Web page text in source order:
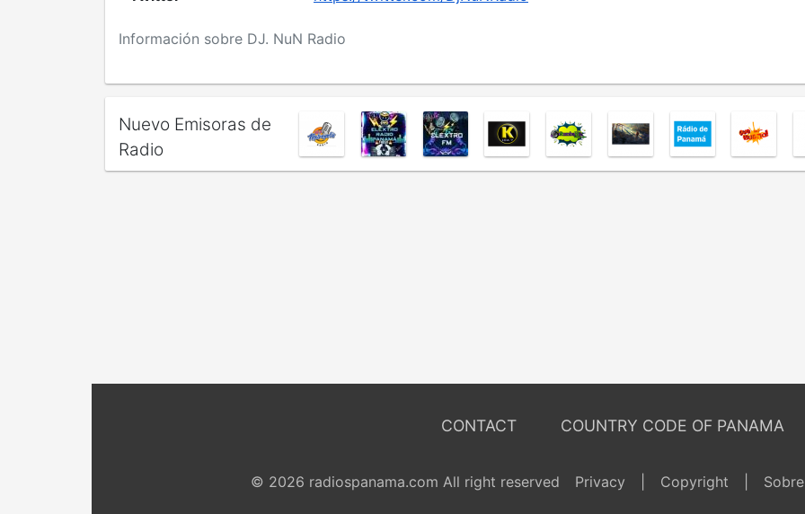
Información sobre DJ. NuN Radio
Nuevo Emisoras de
Radio
CONTACT COUNTRY CODE OF PANAMA
© 2026 radiospanama.com All right reserved Privacy Copyright